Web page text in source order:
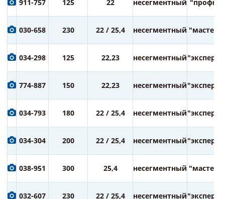
911-757 125 22 несегментный "профи"
030-658 230 22 / 25,4 несегментный "мастер"
034-298 125 22,23 несегментный"эксперт"
774-887 150 22,23 несегментный"эксперт"
034-793 180 22 / 25,4 несегментный"эксперт"
034-304 200 22 / 25,4 несегментный"эксперт"
038-951 300 25,4 несегментный "мастер"
032-607 230 22 / 25,4 несегментный"эксперт"